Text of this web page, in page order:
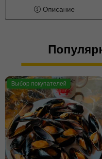
Описание
Выбор покупателей